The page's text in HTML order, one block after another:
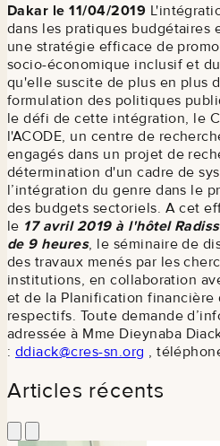
Dakar le 11/04/2019
dans les pratiques budgétaires
une stratégie efficace de
socio-économique inclusif et
qu'elle suscite de plus en plus
formulation des politiques
le défi de cette intégration, le
l'ACODE, un centre de
engagés dans un projet de
détermination d'un cadre de
l’intégration du genre dans le
des budgets sectoriels. A cet
le 17 avril 2019 à l'hôtel
de 9 heures, le séminaire de
des travaux menés par les
institutions, en collaboration
et de la Planification financière
respectifs. Toute demande
adressée à Mme Dieynaba
: ddiack@cres-sn.org ,
Articles récents